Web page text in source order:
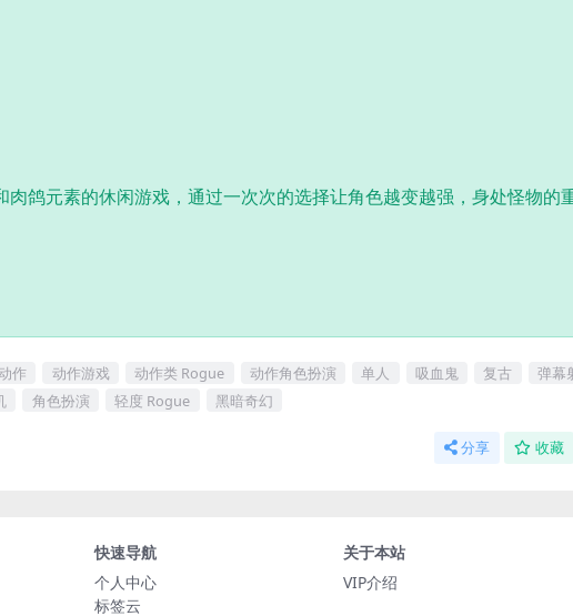
鸽元素的休闲游戏，通过一次次的选择让角色越变越强，身处怪物的
作 动作游戏 动作类 Rogue 动作角色扮演 单人 吸血鬼 复古
弹幕
角色扮演 轻度 Rogue 黑暗奇幻
分享 收藏
快速导航
个人中心
标签云
关于本站
VIP介绍